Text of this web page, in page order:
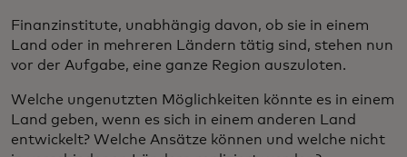
Finanzinstitute, unabhängig davon, ob sie in einem
Land oder in mehreren Ländern tätig sind, stehen nun
vor der Aufgabe, eine ganze Region auszuloten.
Welche ungenutzten Möglichkeiten könnte es in einem
Land geben, wenn es sich in einem anderen Land
entwickelt? Welche Ansätze können und welche nicht